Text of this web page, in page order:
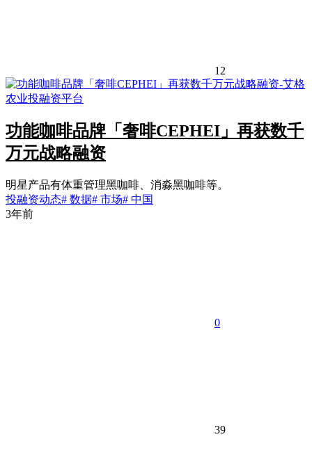
12
功能咖啡品牌「奢啡CEPHEI」再获数千
万元战略融资
明星产品有体重管理黑咖啡、消淼黑咖啡等。
投融资动态# 数据# 市场# 中国
3年前
0
39